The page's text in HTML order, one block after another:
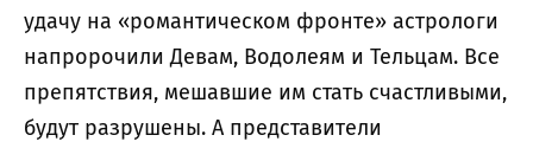
удачу на «романтическом фронте» астрологи
напророчили Девам, Водолеям и Тельцам. Все
препятствия, мешавшие им стать счастливыми,
будут разрушены. А представители